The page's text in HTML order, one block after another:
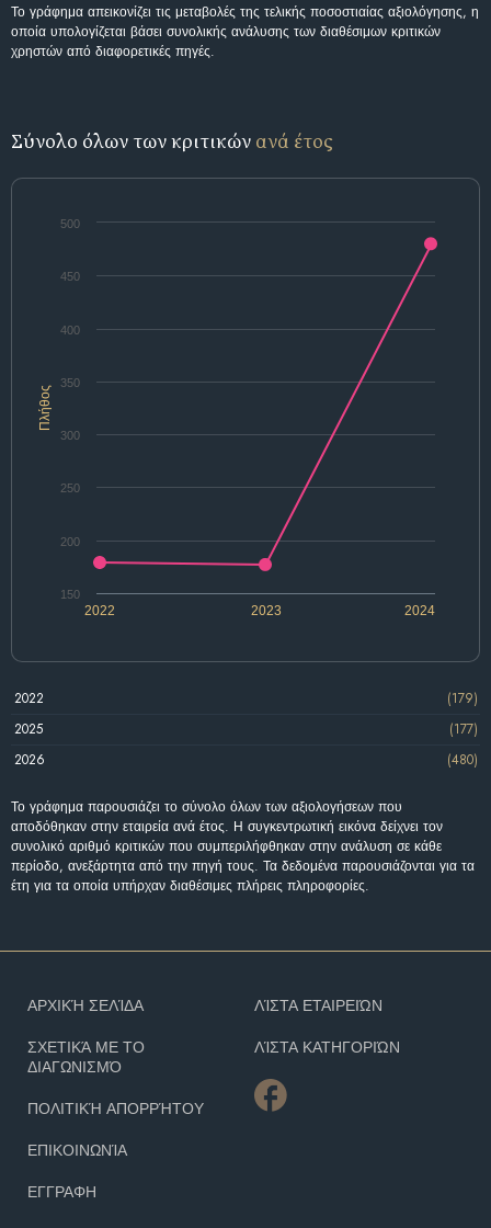
Το γράφημα απεικονίζει τις μεταβολές της τελικής ποσοστιαίας αξιολόγησης, η
οποία υπολογίζεται βάσει συνολικής ανάλυσης των διαθέσιμων κριτικών
χρηστών από διαφορετικές πηγές.
Σύνολο όλων των κριτικών ανά έτος
Πλήθος
2022 2024
2023
150
200
250
300
350
400
450
500
2022
(179)
2025
(177)
2026
(480)
Το γράφημα παρουσιάζει το σύνολο όλων των αξιολογήσεων που
αποδόθηκαν στην εταιρεία ανά έτος. Η συγκεντρωτική εικόνα δείχνει τον
συνολικό αριθμό κριτικών που συμπεριλήφθηκαν στην ανάλυση σε κάθε
περίοδο, ανεξάρτητα από την πηγή τους. Τα δεδομένα παρουσιάζονται για τα
έτη για τα οποία υπήρχαν διαθέσιμες πλήρεις πληροφορίες.
ΑΡΧΙΚΉ ΣΕΛΊΔΑ
ΣΧΕΤΙΚΆ ΜΕ ΤΟ
ΔΙΑΓΩΝΙΣΜΌ
ΠΟΛΙΤΙΚΉ ΑΠΟΡΡΉΤΟΥ
ΕΠΙΚΟΙΝΩΝΊΑ
ΕΓΓΡΑΦΗ
ΛΊΣΤΑ ΕΤΑΙΡΕΙΏΝ
ΛΊΣΤΑ ΚΑΤΗΓΟΡΙΏΝ